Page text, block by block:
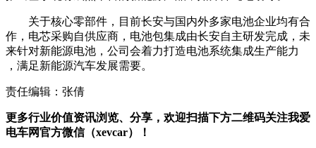
关于核心零部件，目前长安与国内外多家电池企业均有合
作，电芯采购自供应商，电池包集成由长安自主研发完成，未
来针对新能源电池，公司会着力打造电池系统集成生产能力
，满足新能源汽车发展需要。
责任编辑：张倩
更多行业价值资讯浏览、分享，欢迎扫描下方二维码关注我爱
电车网官方微信（xevcar）！